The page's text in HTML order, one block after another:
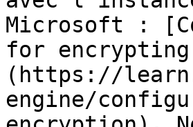
Microsoft :
for
(https://
engine/